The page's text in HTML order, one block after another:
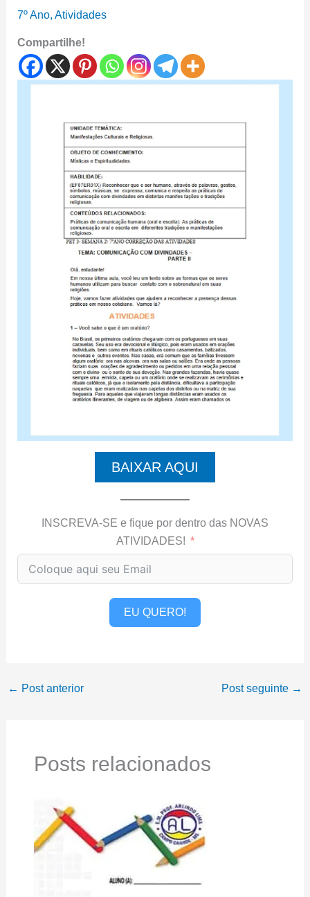
7º Ano, Atividades
Compartilhe!
BAIXAR AQUI
INSCREVA-SE e fique por dentro das NOVAS
ATIVIDADES!
EU QUERO!
← Post anterior Post seguinte →
Posts relacionados